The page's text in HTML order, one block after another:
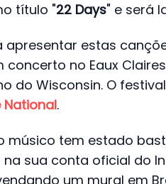
título "22 Days" e será
apresentar estas
no Eaux
do Wisconsin. O
National.
músico tem estado
sua conta oficial do
um mural em